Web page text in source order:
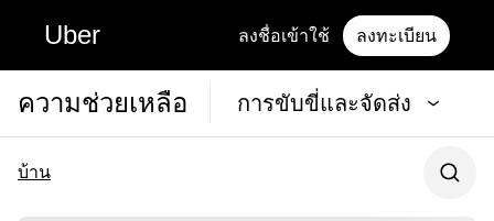
Uber ลงชื่อเข้าใช้ ลงทะเบียน
ความช่วยเหลือ การขับขี่และจัดส่ง
บ้าน